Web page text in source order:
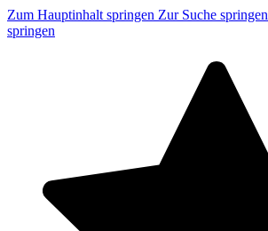
Zum Hauptinhalt springen Zur Suche springen
springen